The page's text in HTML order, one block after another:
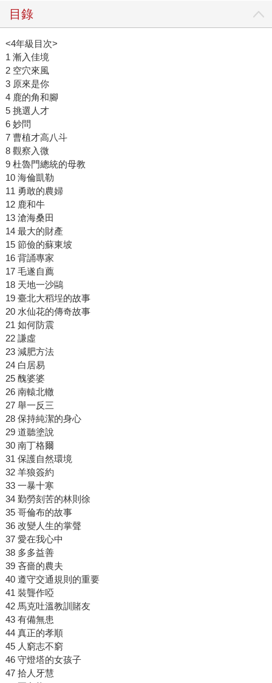
目錄
<4年級目次>
1 漸入佳境
2 空穴來風
3 原來是你
4 鹿的角和腳
5 挑選人才
6 妙問
7 曹植才高八斗
8 觀察入微
9 杜魯門總統的母教
10 海倫凱勒
11 勇敢的農婦
12 鹿和牛
13 滄海桑田
14 最大的財產
15 節儉的蘇東坡
16 背誦專家
17 毛遂自薦
18 天地一沙鷗
19 臺北大稻埕的故事
20 水仙花的傳奇故事
21 如何防震
22 謙虛
23 減肥方法
24 白居易
25 醜婆婆
26 南轅北轍
27 舉一反三
28 保持純潔的身心
29 道聽塗說
30 南丁格爾
31 保護自然環境
32 羊狼簽約
33 一暴十寒
34 勤勞刻苦的林則徐
35 哥倫布的故事
36 改變人生的掌聲
37 愛在我心中
38 多多益善
39 吝嗇的農夫
40 遵守交通規則的重要
41 裝聾作啞
42 馬克吐溫教訓賭友
43 有備無患
44 真正的孝順
45 人窮志不窮
46 守燈塔的女孩子
47 拾人牙慧